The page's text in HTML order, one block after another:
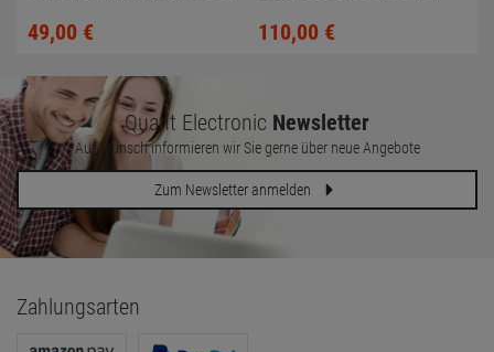
49,00 € 110,00 €
Quant Electronic Newsletter
Auf Wunsch informieren wir Sie gerne über neue Angebote
Zum Newsletter anmelden
Zahlungsarten